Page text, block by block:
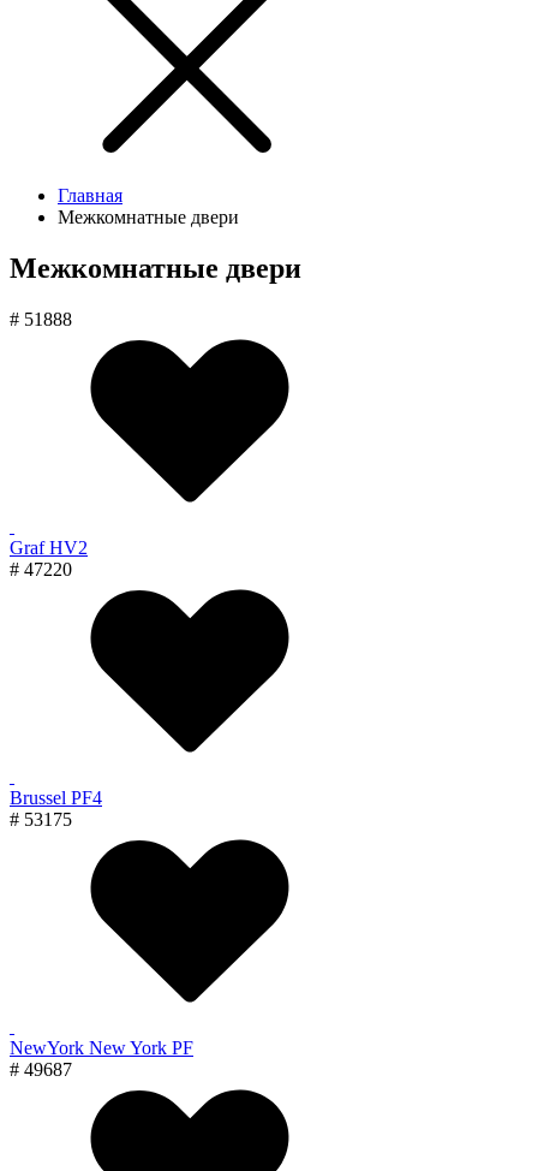
Главная
Межкомнатные двери
Межкомнатные двери
# 51888
Graf HV2
# 47220
Brussel PF4
# 53175
NewYork New York PF
# 49687